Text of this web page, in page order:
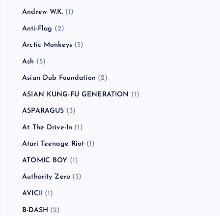
Andrew W.K. (1)
Anti-Flag (2)
Arctic Monkeys (5)
Ash (5)
Asian Dub Foundation (2)
ASIAN KUNG-FU GENERATION (1)
ASPARAGUS (3)
At The Drive-In (1)
Atari Teenage Riot (1)
ATOMIC BOY (1)
Authority Zero (3)
AVICII (1)
B-DASH (2)